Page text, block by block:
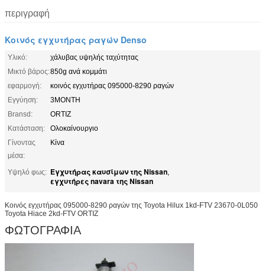
περιγραφή
Κοινός εγχυτήρας ραγών Denso
Υλικό:
χάλυβας υψηλής ταχύτητας
Μικτό βάρος:850g ανά κομμάτι
εφαρμογή:
κοινός εγχυτήρας 095000-8290 ραγών
Εγγύηση:
3MONTH
Bransd:
ORTIZ
Κατάσταση:
Ολοκαίνουργιο
Γίνοντας
μέσα:
Κίνα
Υψηλό φως: Εγχυτήρας καυσίμων της Nissan,
εγχυτήρες navara της Nissan
Κοινός εγχυτήρας 095000-8290 ραγών της Toyota Hilux 1kd-FTV 23670-0L050
Toyota Hiace 2kd-FTV ORTIZ
ΦΩΤΟΓΡΑΦΙΑ